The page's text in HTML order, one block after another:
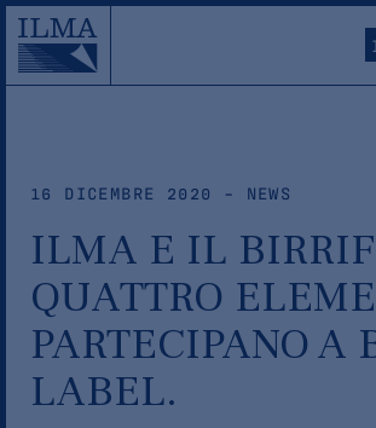
16 DICEMBRE 2020 - NEWS
ILMA E IL
QUATTRO
PARTECIPANO A
LABEL.